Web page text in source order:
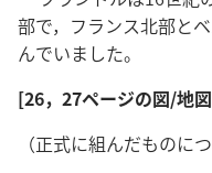
部で，フランス北部と
んでいました。
[26，27ページの図/地
（正式に組んだものに